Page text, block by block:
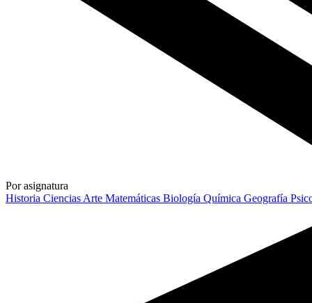
Por asignatura
Historia Ciencias Arte Matemáticas Biología Química Geografía